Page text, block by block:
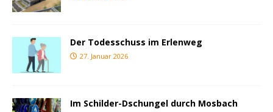
Der Todesschuss im Erlenweg
27. Januar 2026
Im Schilder-Dschungel durch Mosbach